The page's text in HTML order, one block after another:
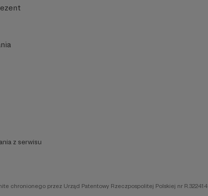
z serwisu
chronionego przez Urząd Patentowy Rzeczpospolitej Polskiej nr R.322414